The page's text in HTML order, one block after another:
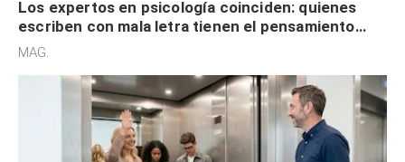
Los expertos en psicología coinciden: quienes
escriben con mala letra tienen el pensamiento
acelerado y no lo hacen por desinterés
MAG.